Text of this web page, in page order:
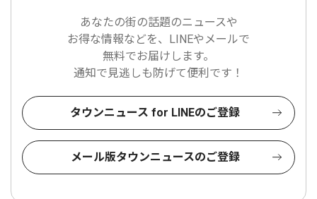
あなたの街の話題のニュースや
お得な情報などを、LINEやメールで
無料でお届けします。
通知で見逃しも防げて便利です！
タウンニュース for LINEのご登録
メール版タウンニュースのご登録